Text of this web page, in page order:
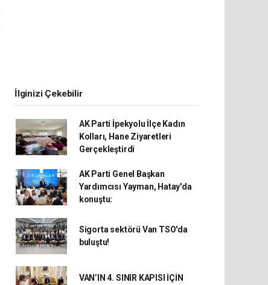
İlginizi Çekebilir
AK Parti İpekyolu İlçe Kadın
Kolları, Hane Ziyaretleri
Gerçekleştirdi
AK Parti Genel Başkan
Yardımcısı Yayman, Hatay'da
konuştu:
Sigorta sektörü Van TSO'da
buluştu!
VAN’IN 4. SINIR KAPISI İÇİN